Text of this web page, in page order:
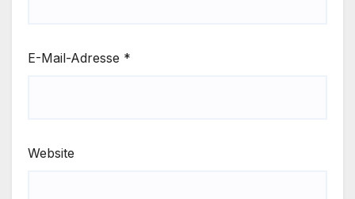
E-Mail-Adresse *
Website